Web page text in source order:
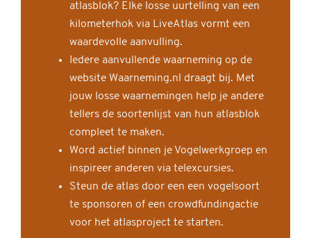
atlasblok? Elke losse uurtelling van een
kilometerhok via LiveAtlas vormt een
waardevolle aanvulling.
Iedere aanvullende waarneming op de
website Waarneming.nl draagt bij. Met
jouw losse waarnemingen help je andere
tellers de soortenlijst van hun atlasblok
compleet te maken.
Word actief binnen je Vogelwerkgroep en
inspireer anderen via telexcursies.
Steun de atlas door een een vogelsoort
te sponsoren of een crowdfundingactie
voor het atlasproject te starten.